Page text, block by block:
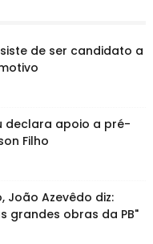
de ser candidato a
declara apoio a pré-
Filho
João Azevêdo diz:
grandes obras da PB"